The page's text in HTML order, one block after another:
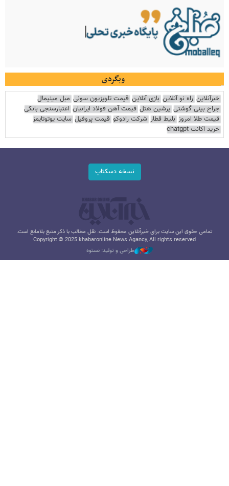
وبگردی
خبرآنلاین راه نو آنلاین بازی آنلاین قیمت تلویزیون سونی مبل مینیمال
جراح بینی گوشتی پرشین هتل قیمت آهن فولاد ایرانیان اعتبارسنجی بانکی
قیمت طلا امروز بلیط قطار شرکت رادوکو قیمت پروفیل سایت یوتوتایمز
خرید اکانت chatgpt
نسخه دسکتاپ
تمامی حقوق این سایت برای خبرآنلاین محفوظ است. نقل مطالب با ذکر منبع بلامانع است.
Copyright © 2025 khabaronline News Agancy, All rights reserved
طراحی و تولید: نستوه